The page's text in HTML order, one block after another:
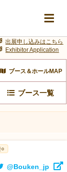
ブース＆ホールMAP
ブース一覧
出展申し込みはこちら
Exhibitor Application
@Bouken_jp